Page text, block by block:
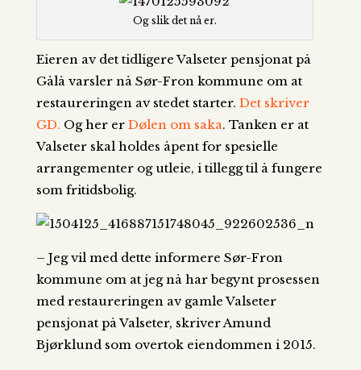
Og slik det nå er.
Eieren av det tidligere Valseter pensjonat på
Gålå varsler nå Sør-Fron kommune om at
restaureringen av stedet starter. Det skriver
GD. Og her er Dølen om saka. Tanken er at
Valseter skal holdes åpent for spesielle
arrangementer og utleie, i tillegg til å fungere
som fritidsbolig.
– Jeg vil med dette informere Sør-Fron
kommune om at jeg nå har begynt prosessen
med restaureringen av gamle Valseter
pensjonat på Valseter, skriver Amund
Bjørklund som overtok eiendommen i 2015.